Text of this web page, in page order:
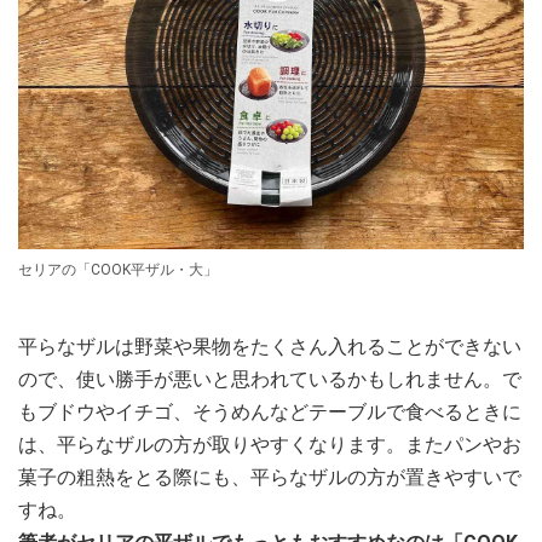
セリアの「COOK平ザル・大」
平らなザルは野菜や果物をたくさん入れることができない
ので、使い勝手が悪いと思われているかもしれません。で
もブドウやイチゴ、そうめんなどテーブルで食べるときに
は、平らなザルの方が取りやすくなります。またパンやお
菓子の粗熱をとる際にも、平らなザルの方が置きやすいで
すね。